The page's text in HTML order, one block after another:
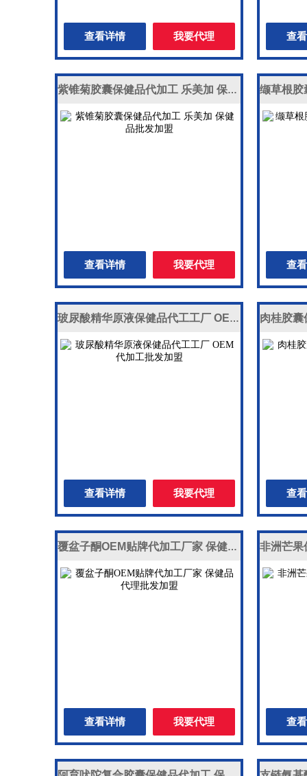
查看详情 我要代理 查
紫锥菊胶囊保健品代加工 乐美加 保健品批发加盟
查看详情 我要代理 查
玻尿酸精华原液保健品代工工厂 OEM代加工批发加盟
查看详情 我要代理 查
覆盆子酮OEM贴牌代加工厂家 保健品代理批发加盟
查看详情 我要代理 查